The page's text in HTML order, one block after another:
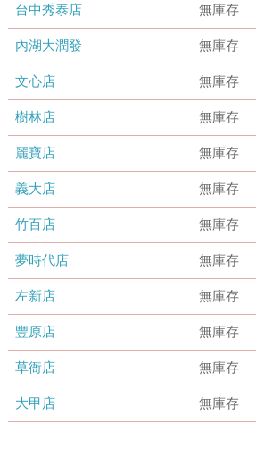
台中秀泰店 無庫存
內湖大潤發 無庫存
文心店 無庫存
樹林店 無庫存
麗寶店 無庫存
義大店 無庫存
竹百店 無庫存
夢時代店 無庫存
左新店 無庫存
豐原店 無庫存
草衙店 無庫存
大甲店 無庫存